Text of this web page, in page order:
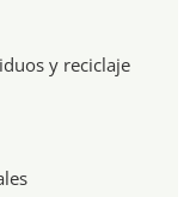
y reciclaje